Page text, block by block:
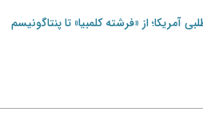
از «فرشته کلمبیا» تا پنتاگونیسم